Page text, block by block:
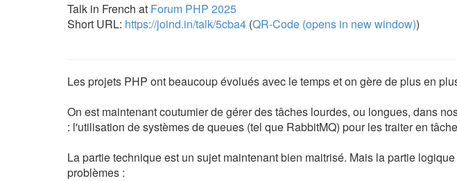
Talk in French at Forum PHP 2025
Short URL: https://joind.in/talk/5cba4 (QR-Code (opens in new window))
Les projets PHP ont beaucoup évolués avec le temps et on gère de plus en
On est maintenant coutumier de gérer des tâches lourdes, ou longues, dans
: l'utilisation de systèmes de queues (tel que RabbitMQ) pour les traiter en
La partie technique est un sujet maintenant bien maitrisé. Mais la partie
problèmes :